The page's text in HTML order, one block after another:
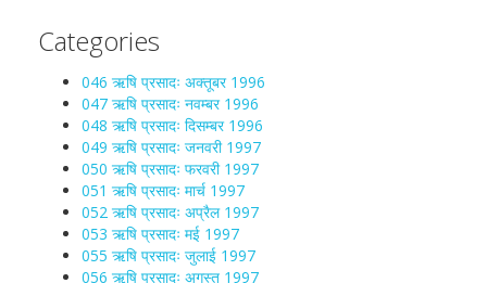
Categories
046 ऋषि प्रसादः अक्तूबर 1996
047 ऋषि प्रसादः नवम्बर 1996
048 ऋषि प्रसादः दिसम्बर 1996
049 ऋषि प्रसादः जनवरी 1997
050 ऋषि प्रसादः फरवरी 1997
051 ऋषि प्रसादः मार्च 1997
052 ऋषि प्रसादः अप्रैल 1997
053 ऋषि प्रसादः मई 1997
055 ऋषि प्रसादः जुलाई 1997
056 ऋषि प्रसादः अगस्त 1997